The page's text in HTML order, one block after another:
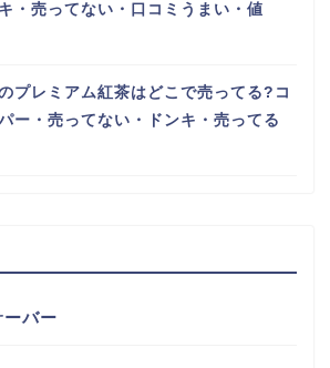
・売ってない・口コミうまい・値
プレミアム紅茶はどこで売ってる?コ
ー・売ってない・ドンキ・売ってる
ーバー